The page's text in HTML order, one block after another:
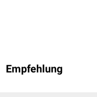
Empfehlung